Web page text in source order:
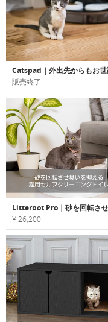
販売終了
¥ 26,200